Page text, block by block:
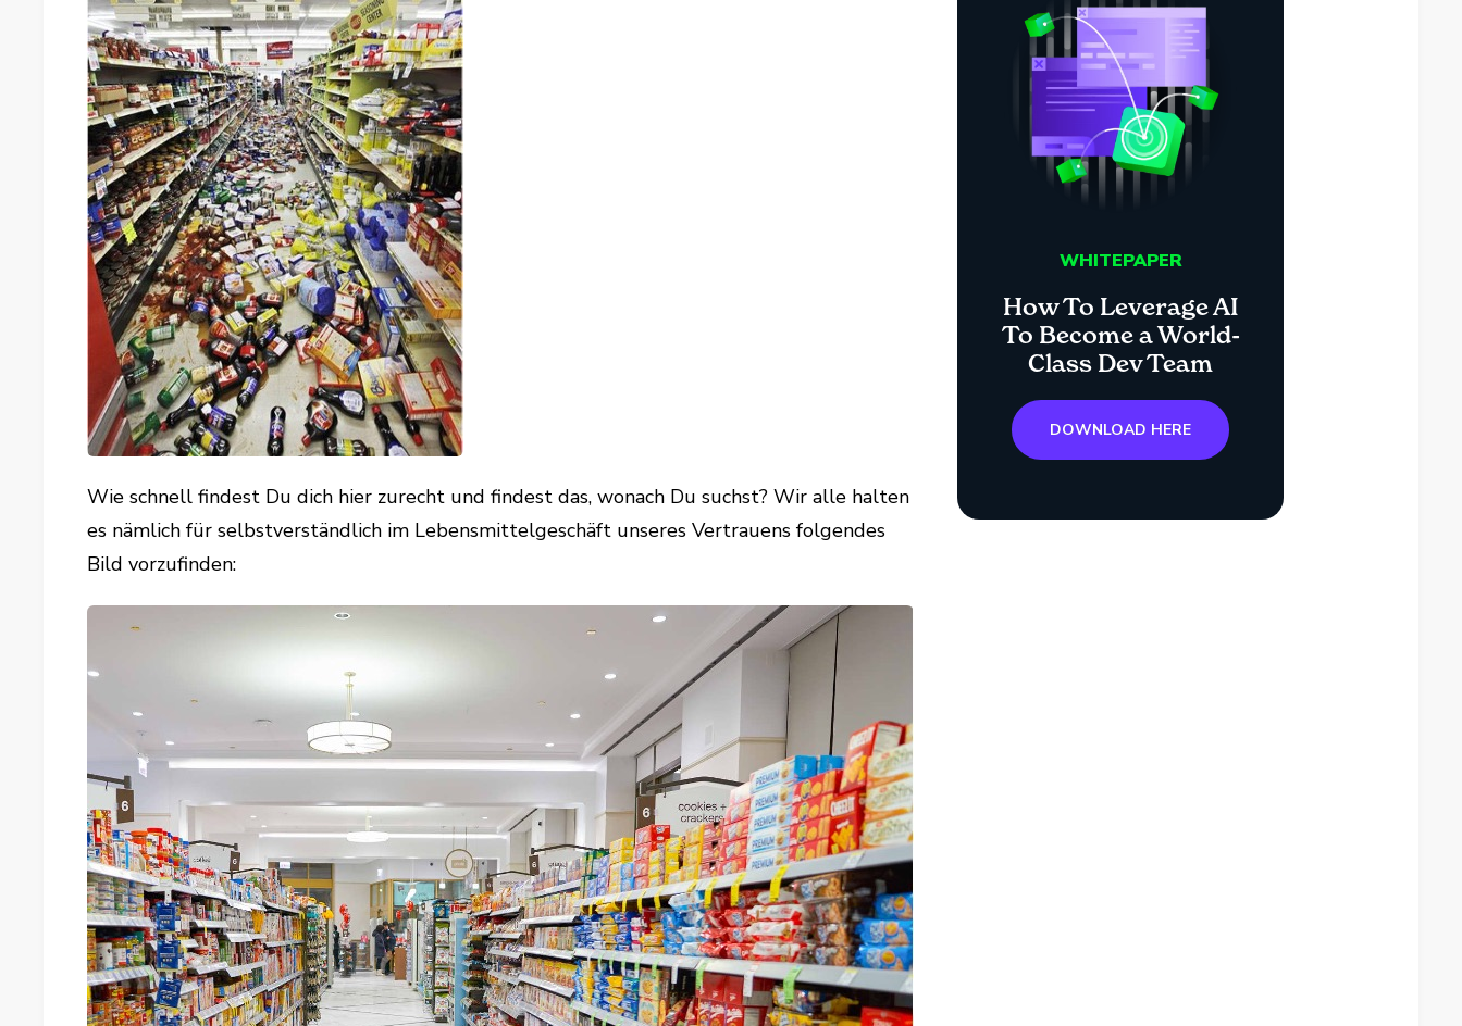
Wie schnell findest Du dich hier zurecht und findest das, wonach Du suchst? Wir alle halten
es nämlich für selbstverständlich im Lebensmittelgeschäft unseres Vertrauens folgendes
Bild vorzufinden:
WHITEPAPER
How To Leverage AI
To Become a World-
Class Dev Team
DOWNLOAD HERE